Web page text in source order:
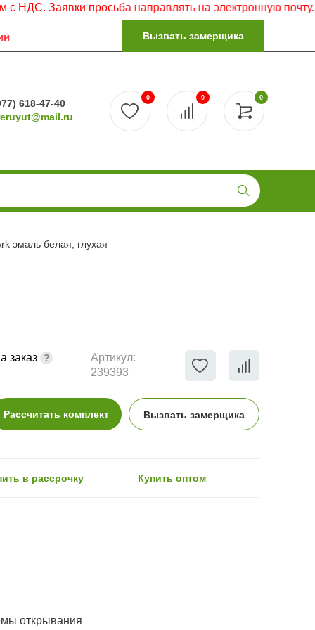
просьба направлять на электронную почту.
Вызвать замерщика
618-47-40
0
0 0
эмаль белая, глухая
заказ
Артикул:
239393
Рассчитать комплект Вызвать замерщика
в рассрочку Купить оптом
открывания